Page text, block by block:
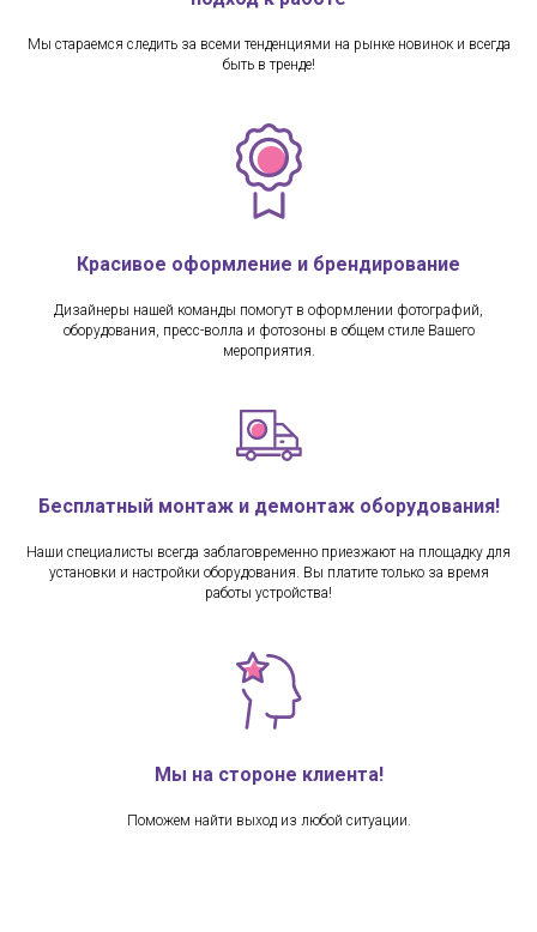
Мы стараемся следить за всеми тенденциями на рынке новинок и всегда
быть в тренде!
Красивое оформление и брендирование
Дизайнеры нашей команды помогут в оформлении фотографий,
оборудования, пресс-волла и фотозоны в общем стиле Вашего
мероприятия.
Бесплатный монтаж и демонтаж оборудования!
Наши специалисты всегда заблаговременно приезжают на площадку для
установки и настройки оборудования. Вы платите только за время
работы устройства!
Мы на стороне клиента!
Поможем найти выход из любой ситуации.